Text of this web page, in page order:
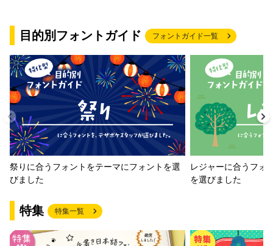
目的別フォントガイド フォントガイド一覧
祭りに合うフォントをテーマにフォントを選
びました
レジャーに合うフォ
を選びました
特集 特集一覧